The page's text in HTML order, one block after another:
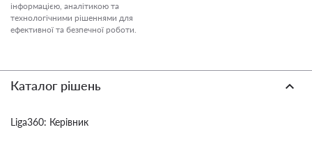
інформацією, аналітикою та
технологічними рішеннями для
ефективної та безпечної роботи.
Каталог рішень
Liga360: Керівник